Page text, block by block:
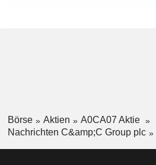
Börse Aktien
A0CA07 Aktie
Nachrichten C&amp;C Group plc